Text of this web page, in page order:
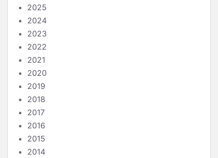
2025
2024
2023
2022
2021
2020
2019
2018
2017
2016
2015
2014